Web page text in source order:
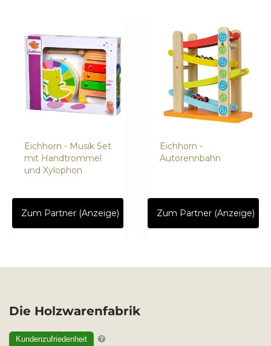
Eichhorn - Musik Set
mit Handtrommel
und Xylophon
Zum Partner (Anzeige)
Eichhorn -
Autorennbahn
Zum Partner (Anzeige)
Die Holzwarenfabrik
Kundenzufriedenheit